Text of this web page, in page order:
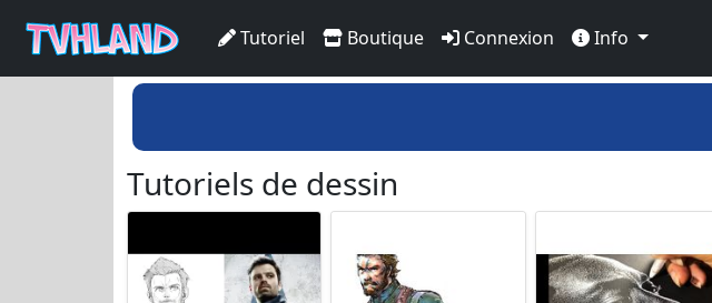
Tutoriel Boutique Connexion Info
Tutoriels de dessin